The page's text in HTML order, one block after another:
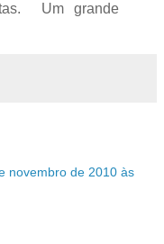
Um grande
novembro de 2010 às